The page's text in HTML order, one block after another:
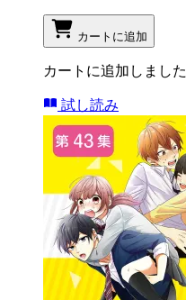
カートに追加
カートに追加しました
試し読み